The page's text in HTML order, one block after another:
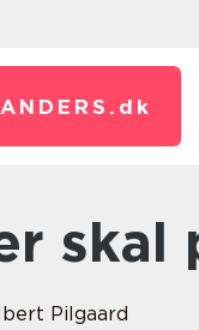
dk
Pilgaard